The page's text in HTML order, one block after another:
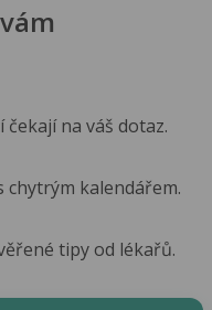
čekají na váš dotaz.
chytrým kalendářem.
tipy od lékařů.